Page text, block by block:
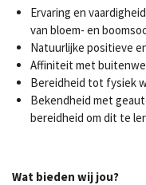
Ervaring en
van bloem- en
Natuurlijke positieve
Affiniteit met
Bereidheid tot fysiek
Bekendheid met
bereidheid om dit te
Wat bieden wij jou?